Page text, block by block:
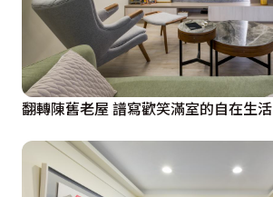
翻轉陳舊老屋 譜寫歡笑滿室的自在生活